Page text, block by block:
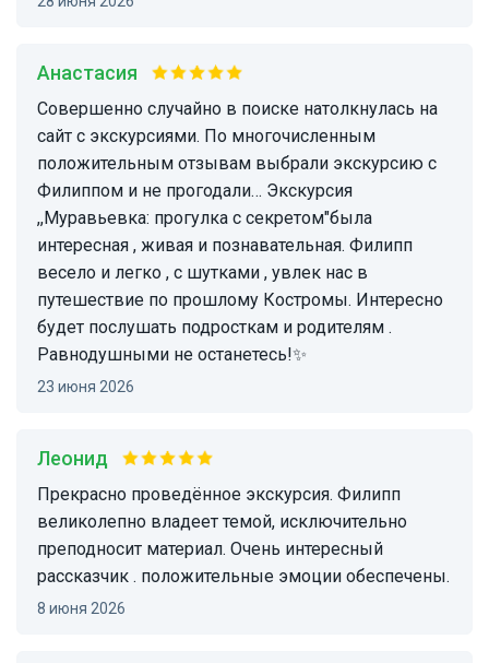
Анастасия
Совершенно случайно в поиске натолкнулась на
сайт с экскурсиями. По многочисленным
положительным отзывам выбрали экскурсию с
Филиппом и не прогодали… Экскурсия
,,Муравьевка: прогулка с секретом"была
интересная , живая и познавательная. Филипп
весело и легко , с шутками , увлек нас в
путешествие по прошлому Костромы. Интересно
будет послушать подросткам и родителям .
Равнодушными не останетесь!✨
23 июня 2026
Леонид
прекрасно проведённое экскурсия. Филипп
великолепно владеет темой, исключительно
преподносит материал. Очень интересный
рассказчик . положительные эмоции обеспечены.
8 июня 2026